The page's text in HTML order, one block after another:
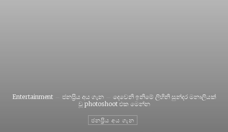
Entertainment ජනප්‍රිය අය ගැන
දෙවෙනි ඉනිමේ ලිහිනි සුන්දර මනාලියක්
වූ photoshoot එක මෙන්න
ජනප්‍රිය අය ගැන